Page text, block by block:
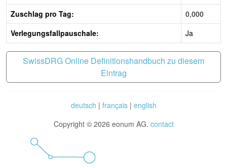
Zuschlag pro Tag:
0,000
Verlegungsfallpauschale:
Ja
SwissDRG Online Definitionshandbuch zu diesem
Eintrag
deutsch | français| english
Copyright © 2026 eonum AG. contact